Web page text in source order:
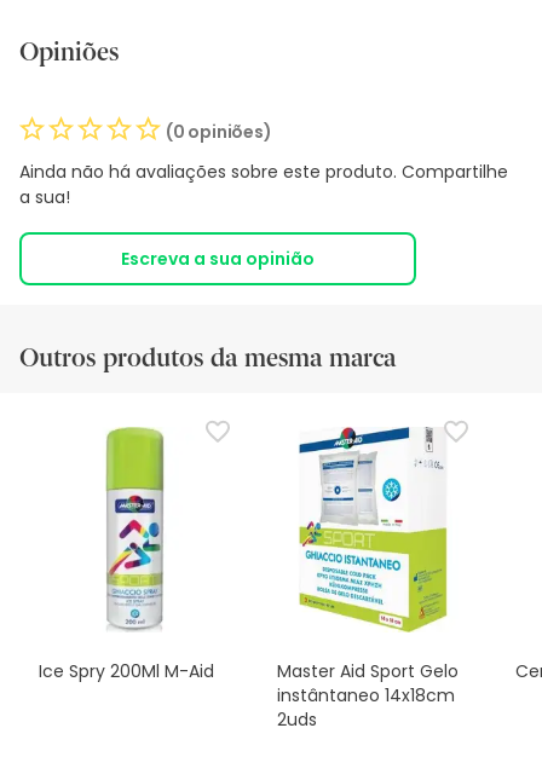
Opiniões
(0 opiniões)
Ainda não há avaliações sobre este produto. Compartilhe
a sua!
Escreva a sua opinião
Outros produtos da mesma marca
Ice Spry 200Ml M-Aid
Master Aid Sport Gelo
instântaneo 14x18cm
2uds